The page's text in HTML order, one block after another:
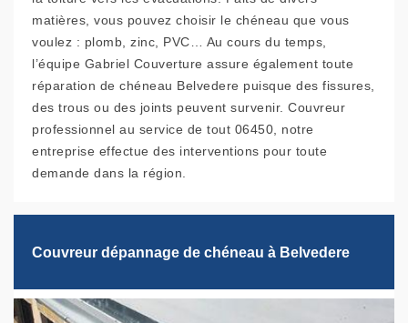
matières, vous pouvez choisir le chéneau que vous
voulez : plomb, zinc, PVC… Au cours du temps,
l’équipe Gabriel Couverture assure également toute
réparation de chéneau Belvedere puisque des fissures,
des trous ou des joints peuvent survenir. Couvreur
professionnel au service de tout 06450, notre
entreprise effectue des interventions pour toute
demande dans la région.
Couvreur dépannage de chéneau à Belvedere